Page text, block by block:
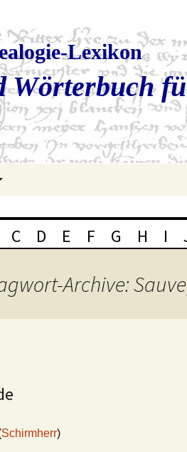
Lexikon
Wörterbuch
C D E F G H I
Archive:
Schirmherr)